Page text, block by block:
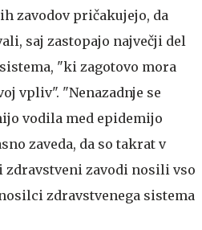
zavodov pričakujejo, da
saj zastopajo največji del
"ki zagotovo mora
vpliv". "Nenazadnje se
vodila med epidemijo
zaveda, da so takrat v
zavodi nosili vso
zdravstvenega sistema